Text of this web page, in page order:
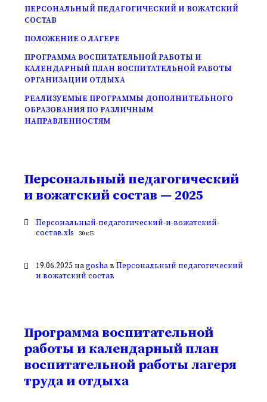
ПЕРСОНАЛЬНЫЙ ПЕДАГОГИЧЕСКИЙ И ВОЖАТСКИЙ
СОСТАВ
ПОЛОЖЕНИЕ О ЛАГЕРЕ
ПРОГРАММА ВОСПИТАТЕЛЬНОЙ РАБОТЫ И
КАЛЕНДАРНЫЙ ПЛАН ВОСПИТАТЕЛЬНОЙ РАБОТЫ
ОРГАНИЗАЦИИ ОТДЫХА
РЕАЛИЗУЕМЫЕ ПРОГРАММЫ ДОПОЛНИТЕЛЬНОГО
ОБРАЗОВАНИЯ ПО РАЗЛИЧНЫМ
НАПРАВЛЕННОСТЯМ
Персональный педагогический
и вожатский состав — 2025
Вложения
Персональный-педагогический-и-вожатский-
состав.xls Размер
30 кБ
19.06.2025 наgosha в Персональный педагогический
и вожатский состав
Программа воспитательной
работы и календарный план
воспитательной работы лагеря
труда и отдыха